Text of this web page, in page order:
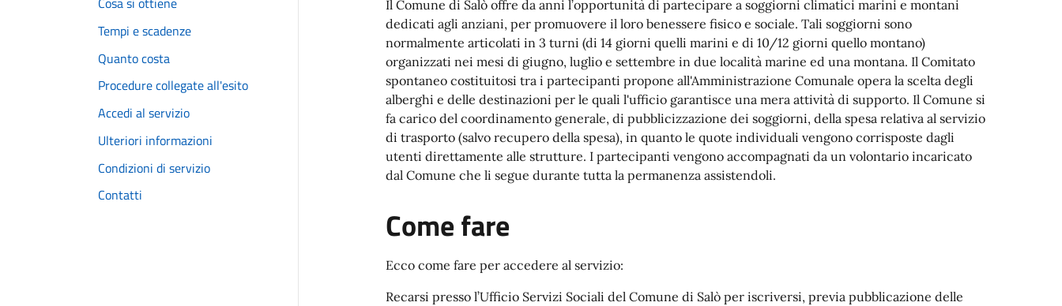
Tempi e scadenze
Quanto costa
Procedure collegate all'esito
Accedi al servizio
Ulteriori informazioni
Condizioni di servizio
Contatti
Il Comune di Salò offre da anni l’opportunità di partecipare a soggiorni climatici marini e montani
dedicati agli anziani, per promuovere il loro benessere fisico e sociale. Tali soggiorni sono
normalmente articolati in 3 turni (di 14 giorni quelli marini e di 10/12 giorni quello montano)
organizzati nei mesi di giugno, luglio e settembre in due località marine ed una montana. Il Comitato
spontaneo costituitosi tra i partecipanti propone all'Amministrazione Comunale opera la scelta degli
alberghi e delle destinazioni per le quali l'ufficio garantisce una mera attività di supporto. Il Comune si
fa carico del coordinamento generale, di pubblicizzazione dei soggiorni, della spesa relativa al servizio
di trasporto (salvo recupero della spesa), in quanto le quote individuali vengono corrisposte dagli
utenti direttamente alle strutture. I partecipanti vengono accompagnati da un volontario incaricato
dal Comune che li segue durante tutta la permanenza assistendoli.
Come fare
Ecco come fare per accedere al servizio:
Recarsi presso l’Ufficio Servizi Sociali del Comune di Salò per iscriversi, previa pubblicazione delle